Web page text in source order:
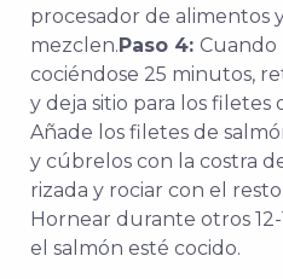
procesador de alimentos
mezclen.Paso 4: Cuando
cociéndose 25 minutos,
y deja sitio para los filetes
Añade los filetes de
y cúbrelos con la costra
rizada y rociar con el
Hornear durante otros
el salmón esté cocido.